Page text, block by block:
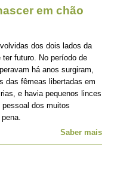
em chão
dos dois lados da
futuro. No período de
há anos surgiram,
das fêmeas libertadas em
e havia pequenos linces
dos muitos
Saber mais